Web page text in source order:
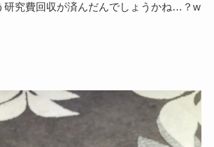
研究費回収が済んだんでしょうかね…？w